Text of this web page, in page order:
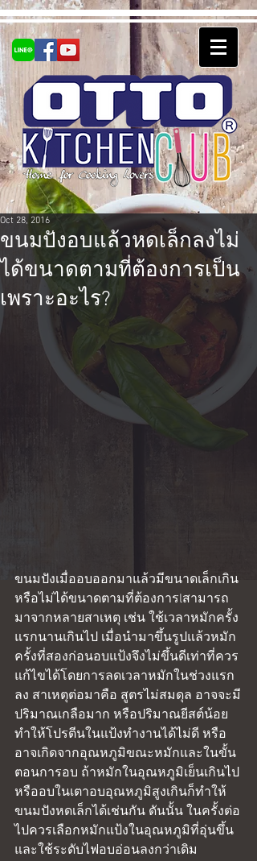
ขนมปังอบแล้วหดเล็กลงไม่
ได้ขนาดตามที่ต้องการเป็น
เพราะอะไร?
Oct 28, 2016
ขนมปังเมื่ออบออกมาแล้วมีขนาดเล็กเกิน
หรือไม่ได้ขนาดตามที่ต้องการlสามารถ
มาจากหลายสาเหตุ เช่น ใช้เวลาหมักครั้ง
แรกนานเกินไป เมื่อนำมาขึ้นรูปแล้วหมัก
ครั้งที่สองก่อนอบแป้งจึงไม่ขึ้นดีเท่าที่ควร
แก้ไขได้โดยการลดเวลาหมักในช่วงแรก
ลง สาเหตุต่อมาคือ สูตรไม่สมดุล อาจจะมี
ปริมาณเกลือมาก หรือปริมาณยีสต์น้อย
ทำให้โปรตีนในแป้งทำงานได้ไม่ดี หรือ
อาจเกิดจากอุณหภูมิขณะหมักและในขั้น
ตอนการอบ ถ้าหมักในอุณหภูมิเย็นเกินไป
หรืออบในเตาอบอุณหภูมิสูงเกินก็ทำให้
ขนมปังหดเล็กได้เช่นกัน ดันนั้น ในครั้งต่อ
ไปควรเลือกหมักแป้งในอุณหภูมิที่อุ่นขึ้น
และใช้ระดับไฟอบอ่อนลงกว่าเดิม